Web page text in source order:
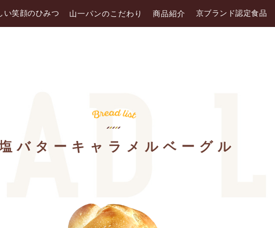
い笑顔のひみつ 山一パンのこだわり 商品紹介 京ブランド認定食品
バターキャラメルベーグル